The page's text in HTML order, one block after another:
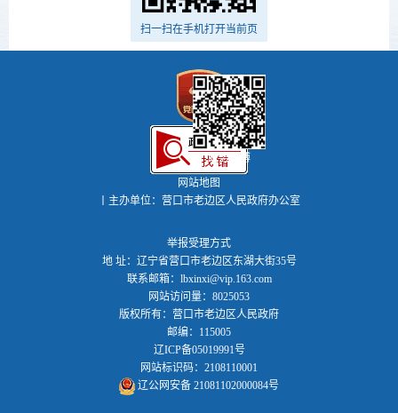
扫一扫在手机打开当前页
政务微博
网站地图
丨主办单位：营口市老边区人民政府办公室
举报受理方式
地 址：辽宁省营口市老边区东湖大街35号
联系邮箱：lbxinxi@vip.163.com
网站访问量：8025053
版权所有：营口市老边区人民政府
邮编：115005
辽ICP备05019991号
网站标识码：2108110001
辽公网安备 21081102000084号